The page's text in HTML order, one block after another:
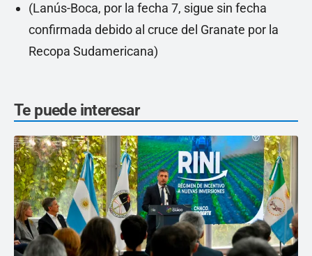
(Lanús-Boca, por la fecha 7, sigue sin fecha
confirmada debido al cruce del Granate por la
Recopa Sudamericana)
Te puede interesar